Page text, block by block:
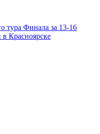
тура Финала за 13-16
Красноярске